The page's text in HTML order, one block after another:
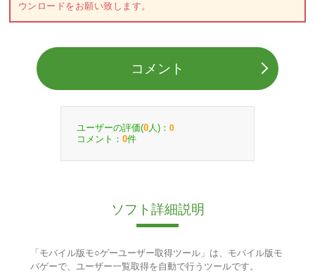
ウンロードをお願い致します。
コメント
ユーザーの評価(0 人)： 0
コメント： 0件
ソフト詳細説明
「モバイル版モ○ゲーユーザー取得ツール」は、モバイル版モ
バゲーで、ユーザー一覧取得を自動で行うツールです。